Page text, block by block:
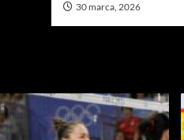
30 marca, 2026